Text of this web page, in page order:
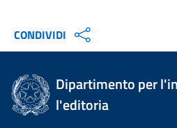
CONDIVIDI
Dipartimento per
l'editoria